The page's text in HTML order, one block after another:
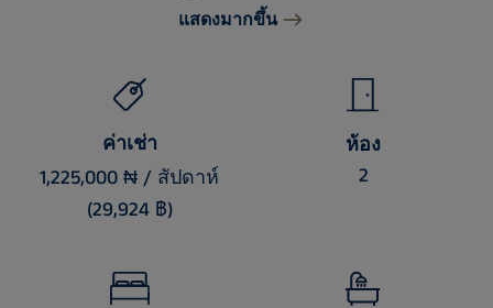
แสดงมากขึ้น
ค่าเช่า
1,225,000 ₦ / สัปดาห์
(29,924 ฿)
ห้อง
2